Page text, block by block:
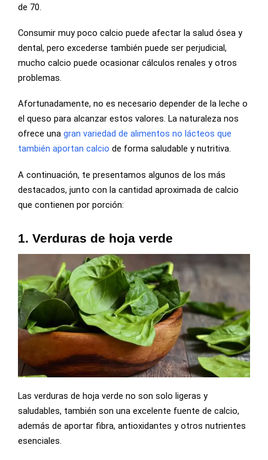
de 70.
Consumir muy poco calcio puede afectar la salud ósea y
dental, pero excederse también puede ser perjudicial,
mucho calcio puede ocasionar cálculos renales y otros
problemas.
Afortunadamente, no es necesario depender de la leche o
el queso para alcanzar estos valores. La naturaleza nos
ofrece una gran variedad de alimentos no lácteos que
también aportan calcio de forma saludable y nutritiva.
A continuación, te presentamos algunos de los más
destacados, junto con la cantidad aproximada de calcio
que contienen por porción:
1. Verduras de hoja verde
Las verduras de hoja verde no son solo ligeras y
saludables, también son una excelente fuente de calcio,
además de aportar fibra, antioxidantes y otros nutrientes
esenciales.